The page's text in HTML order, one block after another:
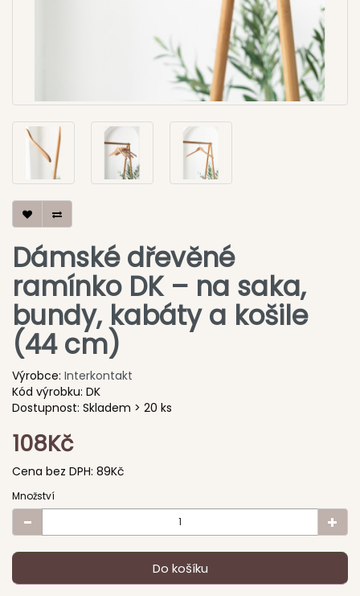
Dámské dřevěné
ramínko DK – na saka,
bundy, kabáty a košile
(44 cm)
Výrobce: Interkontakt
Kód výrobku: DK
Dostupnost: Skladem > 20 ks
108Kč
Cena bez DPH: 89Kč
Množství
Do košíku